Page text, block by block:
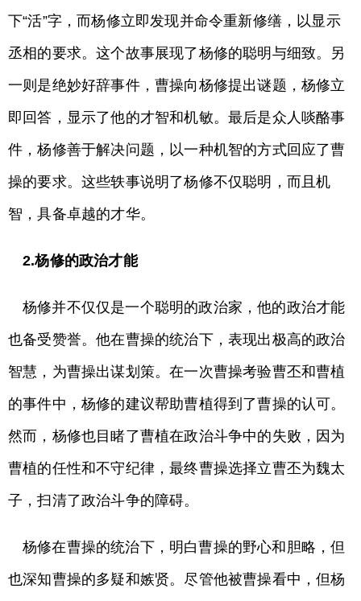
下“活”字，而杨修立即发现并命令重新修缮，以显示
丞相的要求。这个故事展现了杨修的聪明与细致。另
一则是绝妙好辞事件，曹操向杨修提出谜题，杨修立
即回答，显示了他的才智和机敏。最后是众人啖酪事
件，杨修善于解决问题，以一种机智的方式回应了曹
操的要求。这些轶事说明了杨修不仅聪明，而且机
智，具备卓越的才华。
2.杨修的政治才能
杨修并不仅仅是一个聪明的政治家，他的政治才能
也备受赞誉。他在曹操的统治下，表现出极高的政治
智慧，为曹操出谋划策。在一次曹操考验曹丕和曹植
的事件中，杨修的建议帮助曹植得到了曹操的认可。
然而，杨修也目睹了曹植在政治斗争中的失败，因为
曹植的任性和不守纪律，最终曹操选择立曹丕为魏太
子，扫清了政治斗争的障碍。
杨修在曹操的统治下，明白曹操的野心和胆略，但
也深知曹操的多疑和嫉贤。尽管他被曹操看中，但杨